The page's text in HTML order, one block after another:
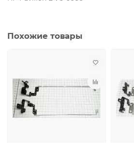
Похожие товары